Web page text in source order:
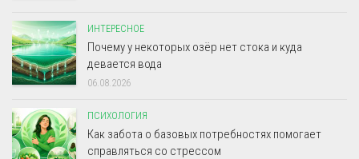
ИНТЕРЕСНОЕ
Почему у некоторых озёр нет стока и куда
девается вода
06.08.2026
ПСИХОЛОГИЯ
Как забота о базовых потребностях помогает
справляться со стрессом